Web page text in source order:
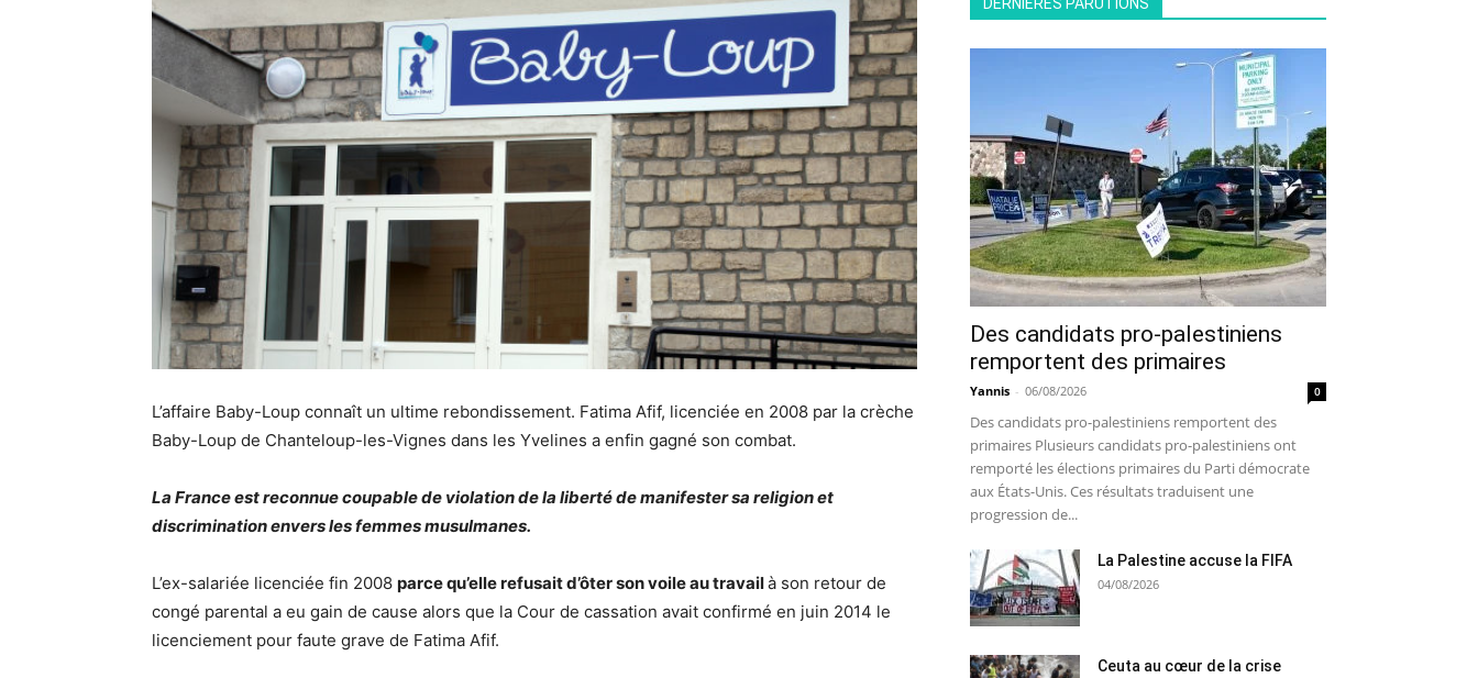
L’affaire Baby-Loup connaît un ultime rebondissement. Fatima Afif, licenciée en 2008 par la crèche
Baby-Loup de Chanteloup-les-Vignes dans les Yvelines a enfin gagné son combat.
La France est reconnue coupable de violation de la liberté de manifester sa religion et
discrimination envers les femmes musulmanes.
L’ex-salariée licenciée fin 2008 parce qu’elle refusait d’ôter son voile au travailà son retour de
congé parental a eu gain de cause alors que la Cour de cassation avait confirmé en juin 2014 le
licenciement pour faute grave de Fatima Afif.
Des candidats pro-palestiniens
remportent des primaires
Yannis - 06/08/2026 0
Des candidats pro-palestiniens remportent des
primaires Plusieurs candidats pro-palestiniens ont
remporté les élections primaires du Parti démocrate
aux États-Unis. Ces résultats traduisent une
progression de...
La Palestine accuse la FIFA
04/08/2026
Ceuta au cœur de la crise